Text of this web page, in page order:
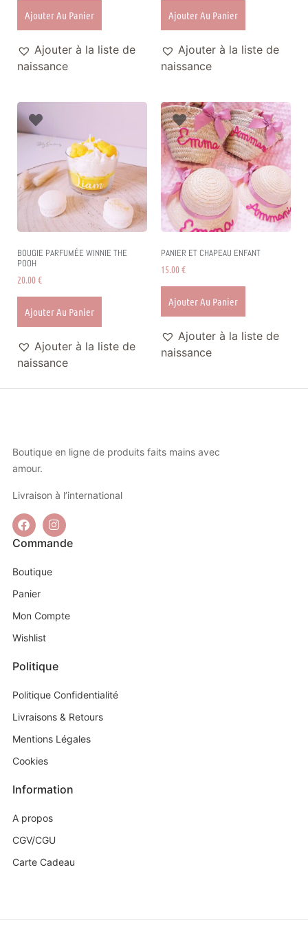
Ajouter Au Panier
Ajouter à la liste de
naissance
Ajouter Au Panier
Ajouter à la liste de
naissance
BOUGIE PARFUMÉE WINNIE THE
POOH
20.00€
Ajouter Au Panier
Ajouter à la liste de
naissance
PANIER ET CHAPEAU ENFANT
15.00€
Ajouter Au Panier
Ajouter à la liste de
naissance
Boutique en ligne de produits faits mains avec
amour.
Livraison à l’international
Commande
Boutique
Panier
Mon Compte
Wishlist
Politique
Politique Confidentialité
Livraisons & Retours
Mentions Légales
Cookies
Information
A propos
CGV/CGU
Carte Cadeau